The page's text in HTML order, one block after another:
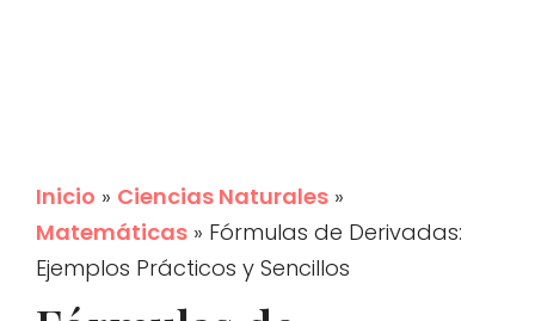
Inicio » Ciencias Naturales »
Matemáticas » Fórmulas de Derivadas:
Ejemplos Prácticos y Sencillos